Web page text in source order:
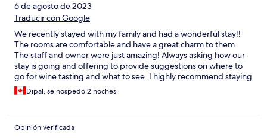
6 de agosto de 2023
Traducir con Google
We recently stayed with my family and had a wonderful stay!!
The rooms are comfortable and have a great charm to them.
The staff and owner were just amazing! Always asking how our
stay is going and offering to provide suggestions on where to
go for wine tasting and what to see. I highly recommend staying
at this hotel!
Dipal, se hospedó 2 noches
Opinión verificada